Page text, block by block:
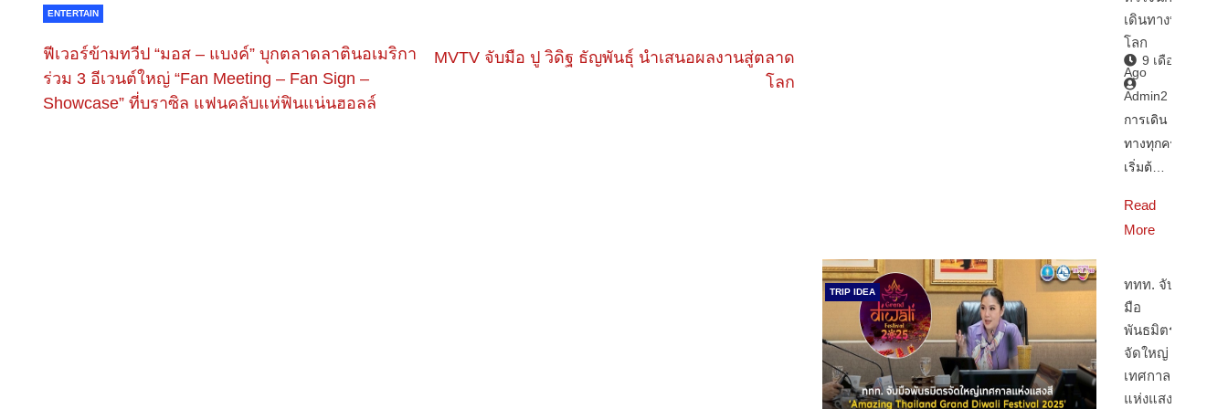
ENTERTAIN
ฟีเวอร์ข้ามทวีป “มอส – แบงค์” บุกตลาดลาตินอเมริกา
ร่วม 3 อีเวนต์ใหญ่ “Fan Meeting – Fan Sign –
Showcase” ที่บราซิล แฟนคลับแห่ฟินแน่นฮอลล์
MVTV จับมือ ปู วิดิฐ ธัญพันธุ์ นำเสนอผลงานสู่ตลาด
โลก
เดินทางทั่ว
โลก
9 เดือน
Ago
Admin2
การเดิน
ทางทุกครั้ง
เริ่มต้…
Read
More
TRIP IDEA
ททท. จับ
มือ
พันธมิตร
จัดใหญ่
เทศกาล
แห่งแสงสี